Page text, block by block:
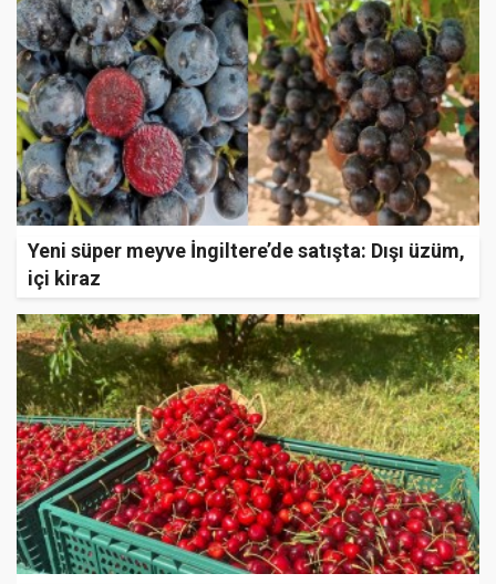
Yeni süper meyve İngiltere’de satışta: Dışı üzüm,
içi kiraz